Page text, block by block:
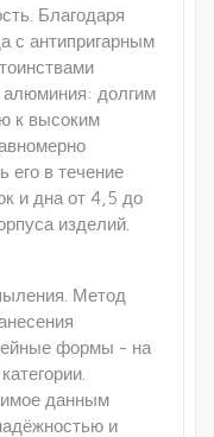
Благодаря
с антипригарным
алюминия: долгим
к высоким
его в течение
и дна от 4,5 до
изделий.
Метод
формы - на
данным
и